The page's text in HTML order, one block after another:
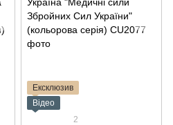
Ексклюзив
Відео
2